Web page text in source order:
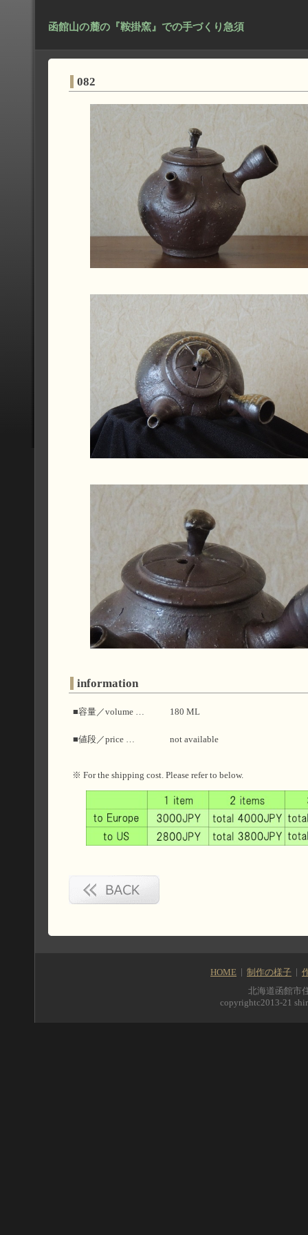
函館山の麓の『鞍掛窯』での手づくり急須
082
information
■容量／volume … 180 ML
■値段／price … not available
※ For the shipping cost. Please refer to below.
HOME 制作の様子
北海道函館市
copyrightc2013-21